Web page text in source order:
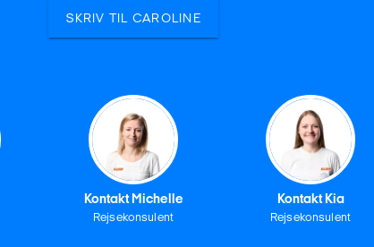
SKRIV TIL CAROLINE
Kontakt Michelle
Rejsekonsulent
Kontakt Kia
Rejsekonsulent